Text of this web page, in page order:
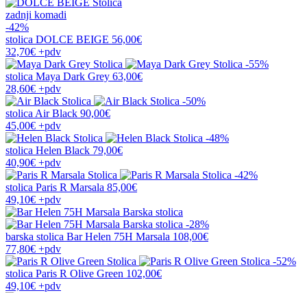
zadnji komadi
-42%
stolica DOLCE BEIGE 56,00€
32,70€ +pdv
-55%
stolica Maya Dark Grey 63,00€
28,60€ +pdv
-50%
stolicaAir Black 90,00€
45,00€ +pdv
-48%
stolica Helen Black 79,00€
40,90€ +pdv
-42%
stolica Paris R Marsala 85,00€
49,10€ +pdv
-28%
barska stolica Bar Helen 75H Marsala 108,00€
77,80€ +pdv
-52%
stolica Paris R Olive Green 102,00€
49,10€ +pdv